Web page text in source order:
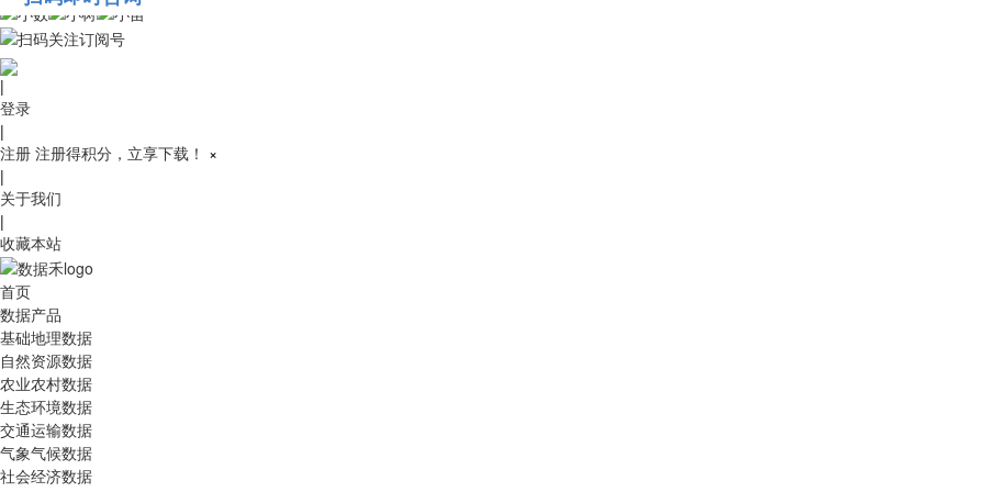
010-53689091
|
登录
|
注册 注册得积分，立享下载！ ×
|
关于我们
|
收藏本站
首页
数据产品
基础地理数据
自然资源数据
农业农村数据
生态环境数据
交通运输数据
气象气候数据
社会经济数据